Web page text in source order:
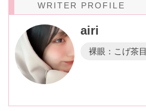
WRITER PROFILE
airi
裸眼：こげ茶目